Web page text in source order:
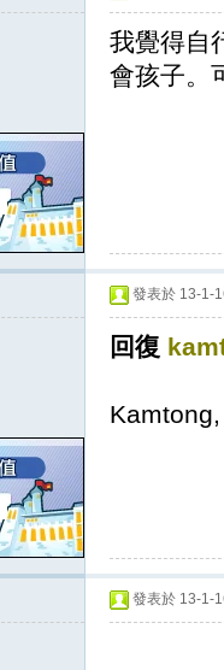
我覺得自
會孩子。
發表於 13-1-
回復
發表於 13-1-